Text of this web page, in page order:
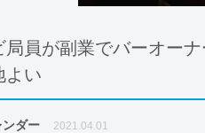
局員が副業でバーオー
よい
ダー 2021.04.01